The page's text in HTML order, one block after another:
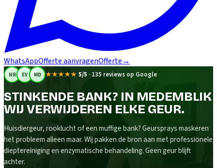
WhatsAppOfferte aanvragenOfferte→
NR EV MD ★★★★★ 5/5 · 135 reviews op Google
STINKENDE BANK? IN MEDEMBLIK
WIJ VERWIJDEREN ELKE GEUR.
Huisdiergeur, rooklucht of een muffige bank? Geursprays maskeren
het probleem alleen maar. Wij pakken de bron aan met professionele
dieptereiniging en enzymatische behandeling. Geen geur blijft
achter.